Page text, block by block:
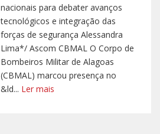
nacionais para debater avanços
tecnológicos e integração das
forças de segurança Alessandra
Lima*/ Ascom CBMAL O Corpo de
Bombeiros Militar de Alagoas
(CBMAL) marcou presença no
&ld... Ler mais